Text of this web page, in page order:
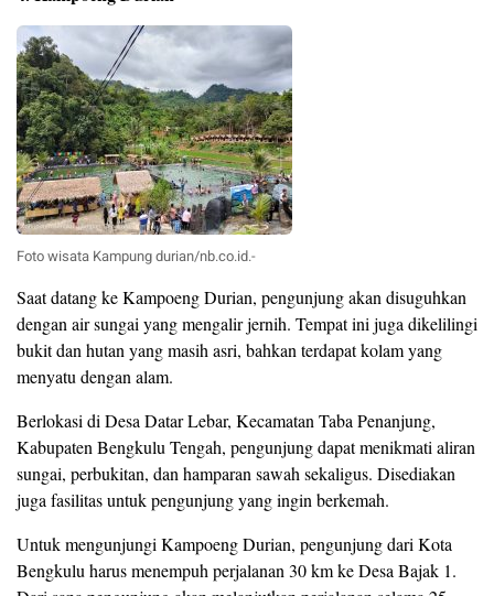
Foto wisata Kampung durian/nb.co.id.-
Saat datang ke Kampoeng Durian, pengunjung akan disuguhkan
dengan air sungai yang mengalir jernih. Tempat ini juga dikelilingi
bukit dan hutan yang masih asri, bahkan terdapat kolam yang
menyatu dengan alam.
Berlokasi di Desa Datar Lebar, Kecamatan Taba Penanjung,
Kabupaten Bengkulu Tengah, pengunjung dapat menikmati aliran
sungai, perbukitan, dan hamparan sawah sekaligus. Disediakan
juga fasilitas untuk pengunjung yang ingin berkemah.
Untuk mengunjungi Kampoeng Durian, pengunjung dari Kota
Bengkulu harus menempuh perjalanan 30 km ke Desa Bajak 1.